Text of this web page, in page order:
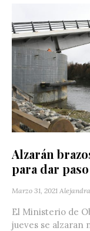
Alzarán
para dar
Marzo 31, 2021
El Ministerio de
jueves se alzaran